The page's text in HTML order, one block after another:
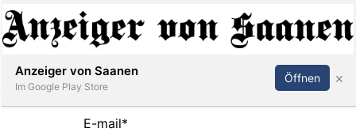
Abonnieren Anmelden
E-mail*
Anzeiger von Saanen
Im Google Play Store
Öffnen ×